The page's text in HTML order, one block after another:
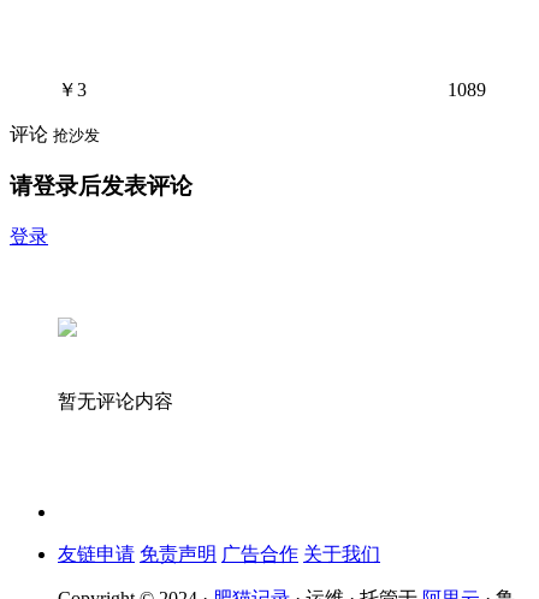
￥3 1089
评论 抢沙发
请登录后发表评论
登录
暂无评论内容
友链申请 免责声明 广告合作 关于我们